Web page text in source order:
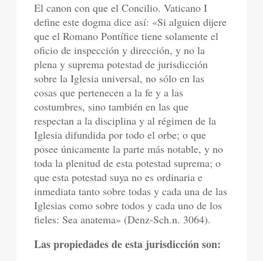
El canon con que el Concilio. Vaticano I
define este dogma dice así: «Si alguien dijere
que el Romano Pontífice tiene solamente el
oficio de inspección y dirección, y no la
plena y suprema potestad de jurisdicción
sobre la Iglesia universal, no sólo en las
cosas que pertenecen a la fe y a las
costumbres, sino también en las que
respectan a la disciplina y al régimen de la
Iglesia difundida por todo el orbe; o que
posee únicamente la parte más notable, y no
toda la plenitud de esta potestad suprema; o
que esta potestad suya no es ordinaria e
inmediata tanto sobre todas y cada una de las
Iglesias como sobre todos y cada uno de los
fieles: Sea anatema» (Denz-Sch.n. 3064).
Las propiedades de esta jurisdicción son: